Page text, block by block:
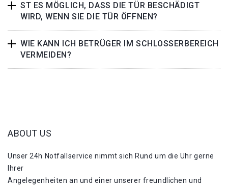
ST ES MÖGLICH, DASS DIE TÜR BESCHÄDIGT
WIRD, WENN SIE DIE TÜR ÖFFNEN?
WIE KANN ICH BETRÜGER IM SCHLOSSERBEREICH
VERMEIDEN?
ABOUT US
Unser 24h Notfallservice nimmt sich Rund um die Uhr gerne
Ihrer
Angelegenheiten an und einer unserer freundlichen und